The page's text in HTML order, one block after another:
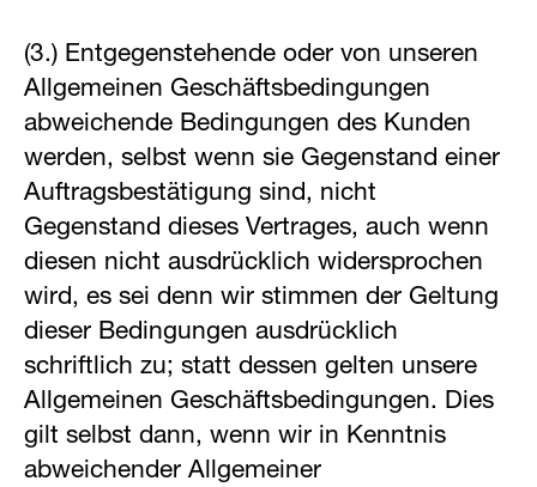
(3.) Entgegenstehende oder von unseren
Allgemeinen Geschäftsbedingungen
abweichende Bedingungen des Kunden
werden, selbst wenn sie Gegenstand einer
Auftragsbestätigung sind, nicht
Gegenstand dieses Vertrages, auch wenn
diesen nicht ausdrücklich widersprochen
wird, es sei denn wir stimmen der Geltung
dieser Bedingungen ausdrücklich
schriftlich zu; statt dessen gelten unsere
Allgemeinen Geschäftsbedingungen. Dies
gilt selbst dann, wenn wir in Kenntnis
abweichender Allgemeiner